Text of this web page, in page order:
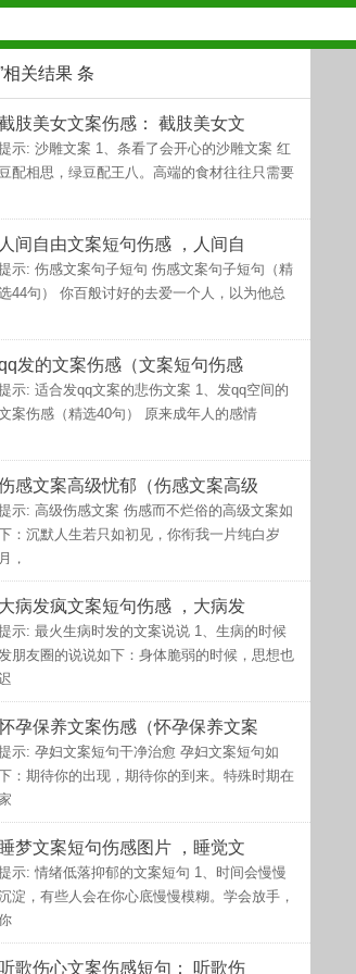
相关结果 条
肢美女文案伤感： 截肢美女文
示: 沙雕文案 1、条看了会开心的沙雕文案 红
配相思，绿豆配王八。高端的食材往往只需要
人间自由文案短句伤感 ，人间自
示: 伤感文案句子短句 伤感文案句子短句（精
44句） 你百般讨好的去爱一个人，以为他总
发的文案伤感（文案短句伤感
示: 适合发qq文案的悲伤文案 1、发qq空间的
案伤感（精选40句） 原来成年人的感情
感文案高级忧郁（伤感文案高级
示: 高级伤感文案 伤感而不烂俗的高级文案如
：沉默人生若只如初见，你衔我一片纯白岁
月，
大病发疯文案短句伤感 ，大病发
示: 最火生病时发的文案说说 1、生病的时候
朋友圈的说说如下：身体脆弱的时候，思想也
孕保养文案伤感（怀孕保养文案
示: 孕妇文案短句干净治愈 孕妇文案短句如
：期待你的出现，期待你的到来。特殊时期在
睡梦文案短句伤感图片 ，睡觉文
示: 情绪低落抑郁的文案短句 1、时间会慢慢
淀，有些人会在你心底慢慢模糊。学会放手，
听歌伤心文案伤感短句： 听歌伤